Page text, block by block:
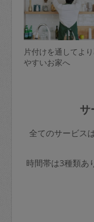
片付けを通してよ
やすいお家へ
サ
全てのサービス
時間帯は3種類あ